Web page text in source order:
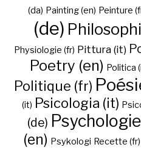
(da) Painting (en) Peinture
(de)
Physiologie (fr) Pittura (it)
Poetry (en) Politica
Politique (fr)
(it) Psicologia (it)
(de)
(en) Psykologi Recette (fr)